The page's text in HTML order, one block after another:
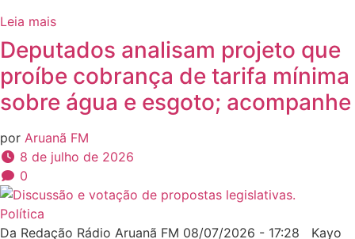
Leia mais
Deputados analisam projeto que
proíbe cobrança de tarifa mínima
sobre água e esgoto; acompanhe
por Aruanã FM
8 de julho de 2026
0
Política
Da Redação Rádio Aruanã FM 08/07/2026 - 17:28 Kayo